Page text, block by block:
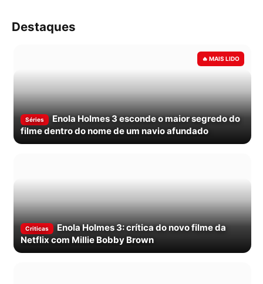
Destaques
Séries
Enola Holmes 3 esconde o maior segredo do
filme dentro do nome de um navio afundado
Criticas
Enola Holmes 3: crítica do novo filme da
Netflix com Millie Bobby Brown